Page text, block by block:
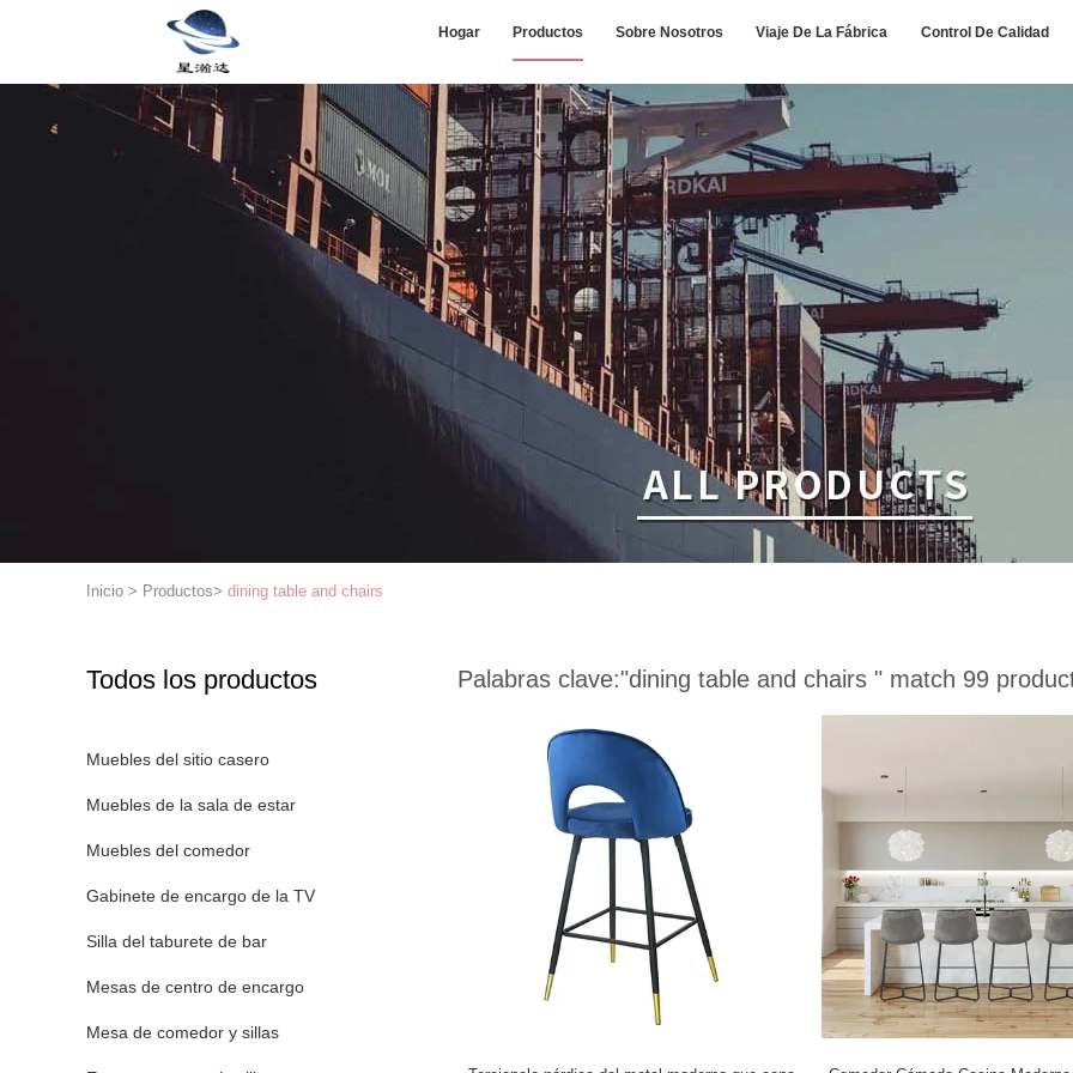
Hogar Productos Sobre Nosotros Viaje De La Fábrica Control De Calidad
Inicio > Productos> dining table and chairs
Todos los productos
Muebles del sitio casero
Muebles de la sala de estar
Muebles del comedor
Gabinete de encargo de la TV
Silla del taburete de bar
Mesas de centro de encargo
Mesa de comedor y sillas
Palabras clave:"dining table and chairs " match 99